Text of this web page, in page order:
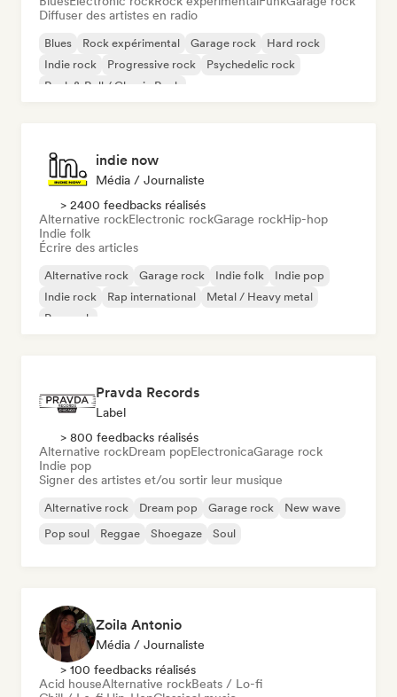
Diffuser des artistes en radio
Blues Rock expérimental Garage rock
Hard rock
Indie rock
Progressive rock
Psychedelic rock
Rock & Roll / Classic Rock
indie now
Média / Journaliste
> 2400 feedbacks réalisés
Alternative rockElectronic rockGarage rockHip-hop
Indie folk
Écrire des articles
Alternative rock Garage rock Indie folk
Indie pop
Indie rock
Rap international
Metal / Heavy metal
Pop rock
Pravda Records
Label
> 800 feedbacks réalisés
Alternative rockDream popElectronicaGarage rock
Indie pop
Signer des artistes et/ou sortir leur musique
Alternative rock Dream pop Garage rock
New wave
Pop soul
Reggae Shoegaze Soul
Zoila Antonio
Média / Journaliste
> 100 feedbacks réalisés
Acid houseAlternative rockBeats / Lo-fi